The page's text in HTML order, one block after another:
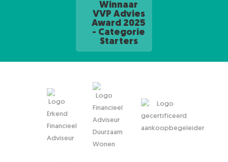
Winnaar
VVP Advies
Award 2025
- Categorie
Starters